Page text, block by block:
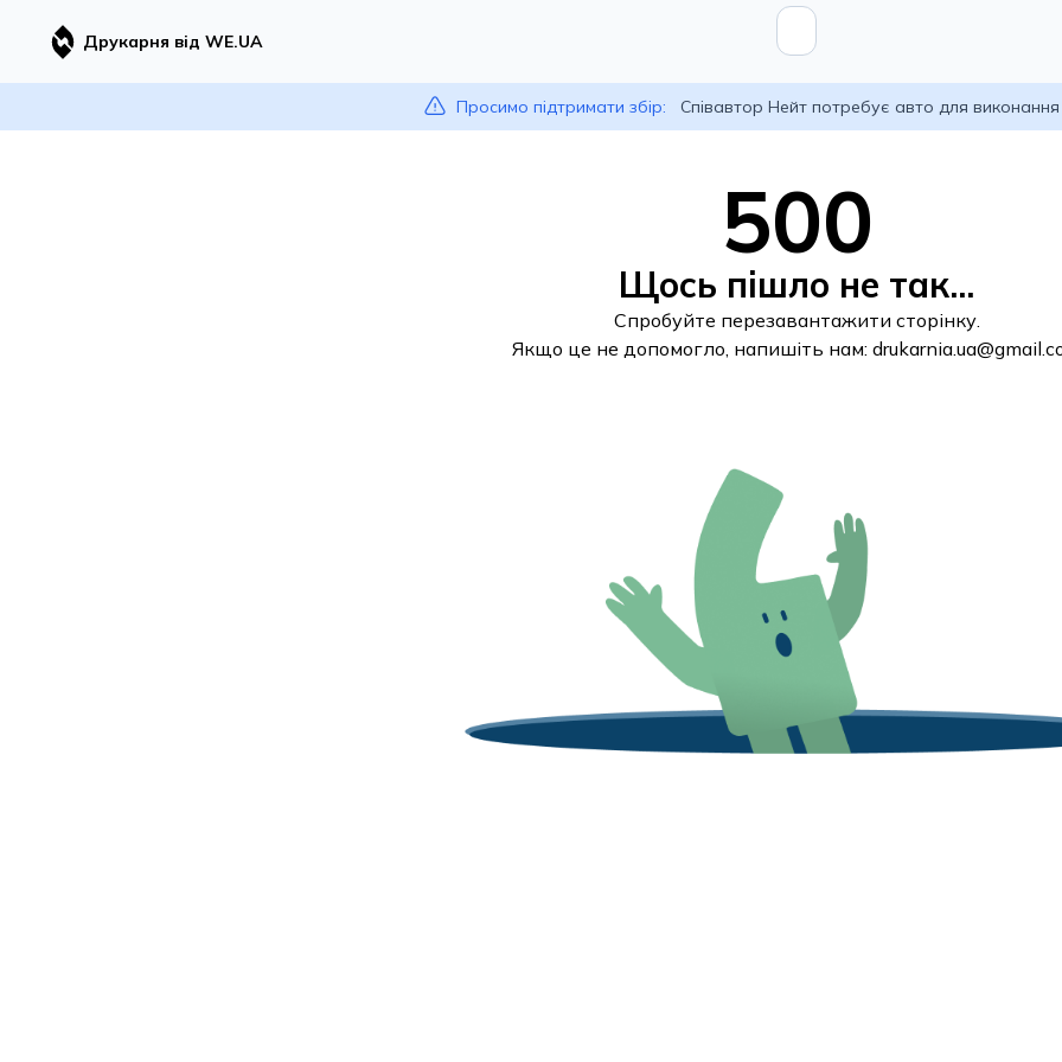
Друкарня від WE.UA
Просимо підтримати збір: Співавтор Нейт потребує авто для
500
Щось пішло не так...
Спробуйте перезавантажити сторінку.
Якщо це не допомогло, напишіть нам: